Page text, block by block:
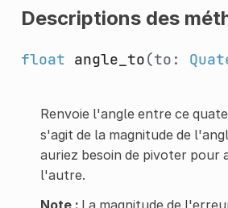
Descriptions des
float angle_to(to:
Renvoie l'angle entre ce
s'agit de la magnitude de
auriez besoin de pivoter pour
l'autre.
Note :La magnitude de